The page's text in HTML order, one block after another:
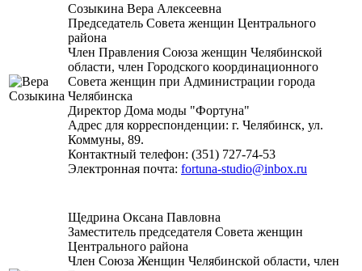
Созыкина Вера Алексеевна
Председатель Совета женщин Центрального
района
Член Правления Союза женщин Челябинской
области, член Городского координационного
Совета женщин при Администрации города
Челябинска
Директор Дома моды "Фортуна"
Адрес для корреспонденции: г. Челябинск, ул.
Коммуны, 89.
Контактный телефон: (351) 727-74-53
Электронная почта: fortuna-studio@inbox.ru
Щедрина Оксана Павловна
Заместитель председателя Совета женщин
Центрального района
Член Союза Женщин Челябинской области, член